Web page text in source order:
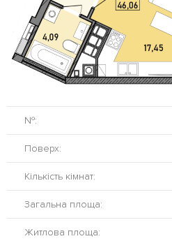
№:
Поверх:
Кількість кімнат:
Загальна площа:
Житлова площа: